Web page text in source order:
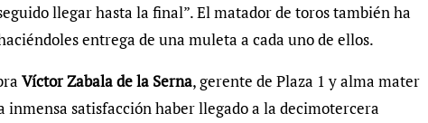
llegar hasta la final”. El matador de toros también ha
entrega de una muleta a cada uno de ellos.
Víctor Zabala de la Serna, gerente de Plaza 1 y alma mater
inmensa satisfacción haber llegado a la decimotercera